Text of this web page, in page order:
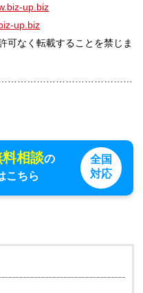
up.biz
up.biz
可なく転載することを禁じま
料相談の
こちら
全国
対応